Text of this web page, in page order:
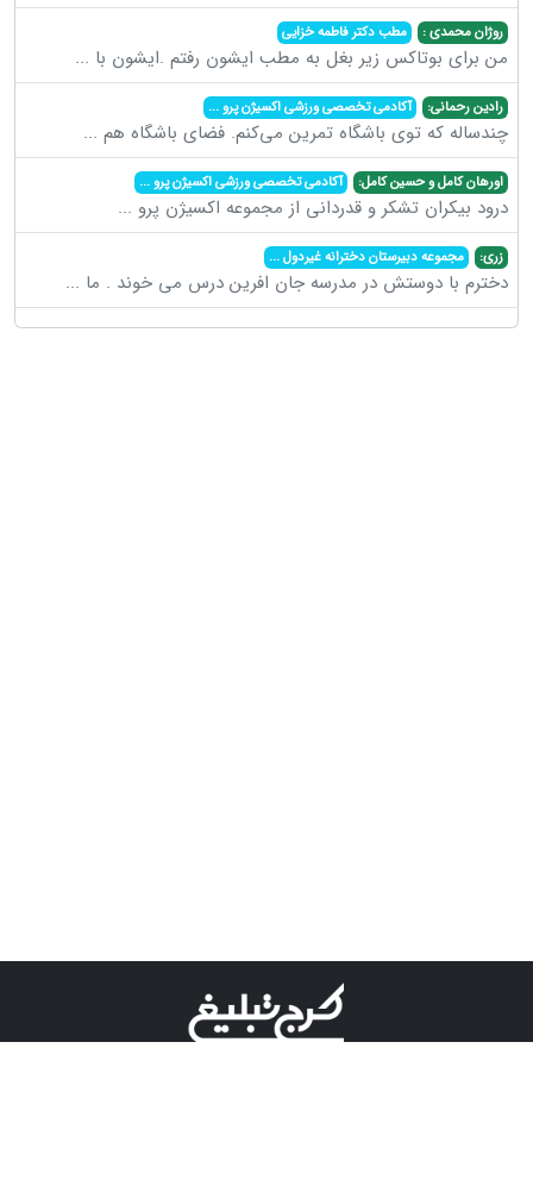
روژان محمدی : مطب دکتر فاطمه خزایی
من برای بوتاکس زیر بغل به مطب ایشون رفتم .ایشون با ...
رادین رحمانی: آکادمی تخصصی ورزشی اکسیژن پرو...
چندساله که توی باشگاه تمرین می‌کنم. فضای باشگاه هم ...
اورهان کامل و حسین کامل: آکادمی تخصصی ورزشی اکسیژن پرو...
درود بیکران تشکر و قدردانی از مجموعه اکسیژن پرو ...
زری: مجموعه دبیرستان دخترانه غیردول...
دخترم با دوستش در مدرسه جان افرین درس می خوند . ما ...